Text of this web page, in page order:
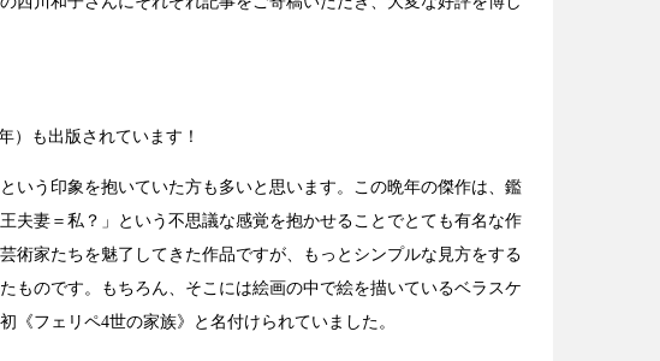
） も出版されています！
いう印象を抱いていた方も多いと思います。この晩年の傑作は、鑑
夫妻＝私？」という不思議な感覚を抱かせることでとても有名な作
術家たちを魅了してきた作品ですが、もっとシンプルな見方をする
ものです。もちろん、そこには絵画の中で絵を描いているベラスケ
フェリペ4世の家族》と名付けられていました。